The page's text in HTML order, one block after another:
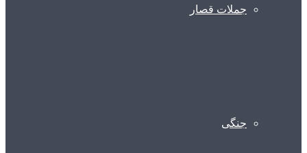
جملات قصار
جنگی